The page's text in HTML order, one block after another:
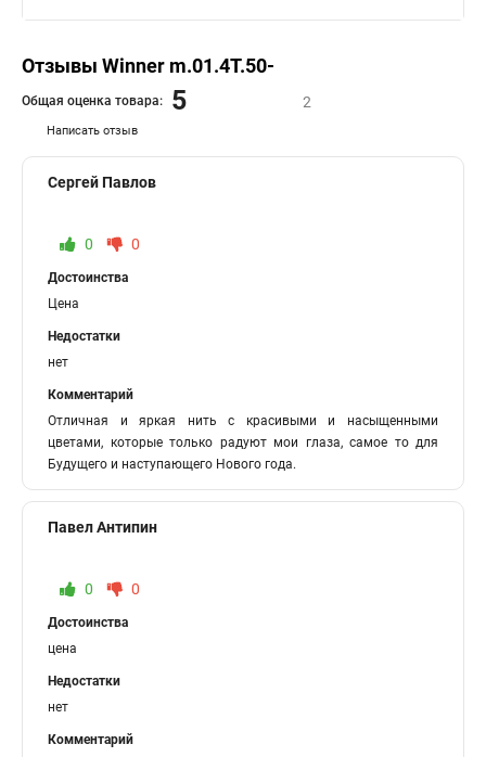
Отзывы Winner m.01.4T.50-
Написать отзыв
Общая оценка товара: 5 2
Сергей Павлов
0 0
Достоинства
Цена
Недостатки
нет
Комментарий
Отличная и яркая нить с красивыми и насыщенными
цветами, которые только радуют мои глаза, самое то для
Будущего и наступающего Нового года.
Павел Антипин
0 0
Достоинства
цена
Недостатки
нет
Комментарий